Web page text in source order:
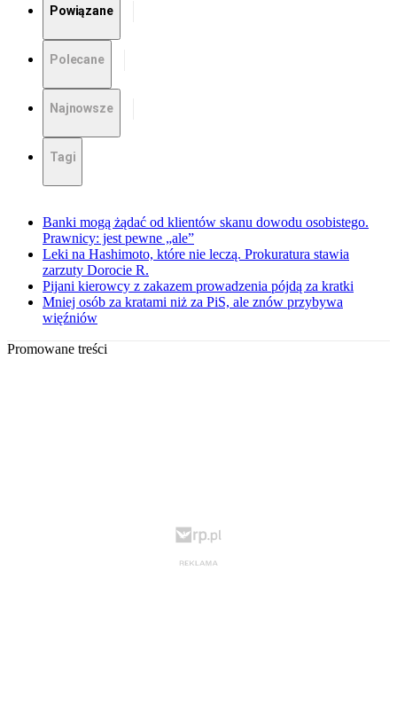
Powiązane
Polecane
Najnowsze
Tagi
Banki mogą żądać od klientów skanu dowodu osobistego.
Prawnicy: jest pewne „ale”
Leki na Hashimoto, które nie leczą. Prokuratura stawia
zarzuty Dorocie R.
Pijani kierowcy z zakazem prowadzenia pójdą za kratki
Mniej osób za kratami niż za PiS, ale znów przybywa
więźniów
Promowane treści